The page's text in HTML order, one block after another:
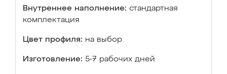
Внутреннее наполнение: стандартная
комплектация
Цвет профиля: на выбор
Изготовление: 5-7 рабочих дней